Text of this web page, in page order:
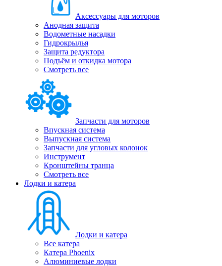
Аксессуары для моторов
Анодная защита
Водометные насадки
Гидрокрылья
Защита редуктора
Подъём и откидка мотора
Смотреть все
Запчасти для моторов
Впускная система
Выпускная система
Запчасти для угловых колонок
Инструмент
Кронштейны транца
Смотреть все
Лодки и катера
Лодки и катера
Все катера
Катера Phoenix
Алюминиевые лодки